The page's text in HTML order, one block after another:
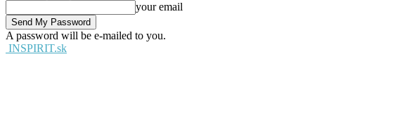
your email
A password will be e-mailed to you.
INSPIRIT.sk